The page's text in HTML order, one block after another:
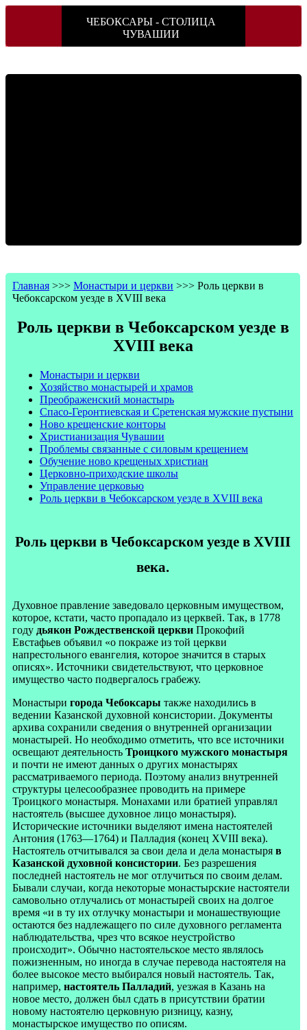
ЧЕБОКСАРЫ - СТОЛИЦА
ЧУВАШИИ
Главная >>> Монастыри и церкви >>> Роль церкви в
Чебоксарском уезде в XVIII века
Роль церкви в Чебоксарском уезде в
XVIII века
Монастыри и церкви
Хозяйство монастырей и храмов
Преображенский монастырь
Спасо-Геронтиевская и Сретенская мужские пустыни
Ново крещенские конторы
Христианизация Чувашии
Проблемы связанные с силовым крещением
Обучение ново крещеных христиан
Церковно-приходские школы
Управление церковью
Роль церкви в Чебоксарском уезде в XVIII века
Роль церкви в Чебоксарском уезде в XVIII
века.
Духовное правление заведовало церковным имуществом,
которое, кстати, часто пропадало из церквей. Так, в 1778
году дьякон Рождественской церкви Прокофий
Евстафьев объявил «о покраже из той церкви
напрестольного евангелия, которое значится в старых
описях». Источники свидетельствуют, что церковное
имущество часто подвергалось грабежу.
Монастыри города Чебоксары также находились в
ведении Казанской духовной консистории. Документы
архива сохранили сведения о внутренней организации
монастырей. Но необходимо отметить, что все источники
освещают деятельность Троицкого мужского монастыря
и почти не имеют данных о других монастырях
рассматриваемого периода. Поэтому анализ внутренней
структуры целесообразнее проводить на примере
Троицкого монастыря. Монахами или братией управлял
настоятель (высшее духовное лицо монастыря).
Исторические источники выделяют имена настоятелей
Антония (1763—1764) и Палладия (конец XVIII века).
Настоятель отчитывался за свои дела и дела монастыря в
Казанской духовной консистории. Без разрешения
последней настоятель не мог отлучиться по своим делам.
Бывали случаи, когда некоторые монастырские настоятели
самовольно отлучались от монастырей своих на долгое
время «и в ту их отлучку монастыри и монашествующие
остаются без надлежащего по силе духовного регламента
наблюдательства, чрез что всякое неустройство
происходит». Обычно настоятельское место являлось
пожизненным, но иногда в случае перевода настоятеля на
более высокое место выбирался новый настоятель. Так,
например, настоятель Палладий, уезжая в Казань на
новое место, должен был сдать в присутствии братии
новому настоятелю церковную ризницу, казну,
монастырское имущество по описям.